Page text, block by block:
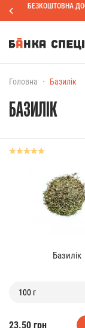
БЕЗКОШТОВНА
Головна Базилік
БАЗИЛІК
Базилік
100 г
23.50 грн